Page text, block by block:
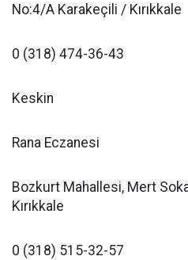
No:4/A Karakeçili / Kırıkkale
0 (318) 474-36-43
Keskin
Rana Eczanesi
Bozkurt Mahallesi, Mert
Kırıkkale
0 (318) 515-32-57